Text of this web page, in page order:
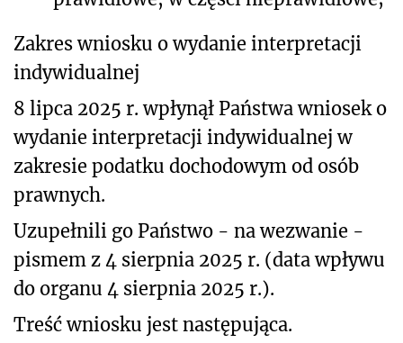
Zakres wniosku o wydanie interpretacji
indywidualnej
8 lipca 2025 r. wpłynął Państwa wniosek o
wydanie interpretacji indywidualnej w
zakresie podatku dochodowym od osób
prawnych.
Uzupełnili go Państwo - na wezwanie -
pismem z 4 sierpnia 2025 r. (data wpływu
do organu 4 sierpnia 2025 r.).
Treść wniosku jest następująca.